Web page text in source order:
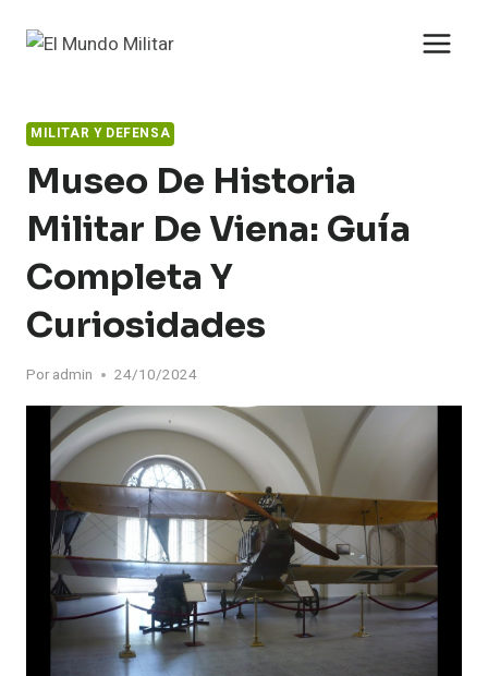
MILITAR Y DEFENSA
Museo De Historia
Militar De Viena: Guía
Completa Y
Curiosidades
Por admin 24/10/2024